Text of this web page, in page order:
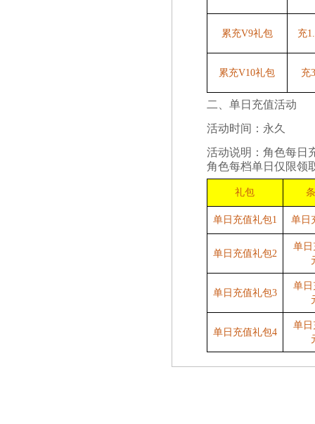
累充V9礼包 充
累充V10礼包 充
二、单日充值活动
活动时间：永久
活动说明：角色每日
角色每档单日仅限领
礼包
单日充值礼包1 单日
单日充值礼包2
单日
单日充值礼包3
单日
单日充值礼包4
单日